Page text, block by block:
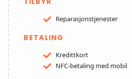
Reparasjonstjenester
BETALING
Kredittkort
NFC-betaling med mobil